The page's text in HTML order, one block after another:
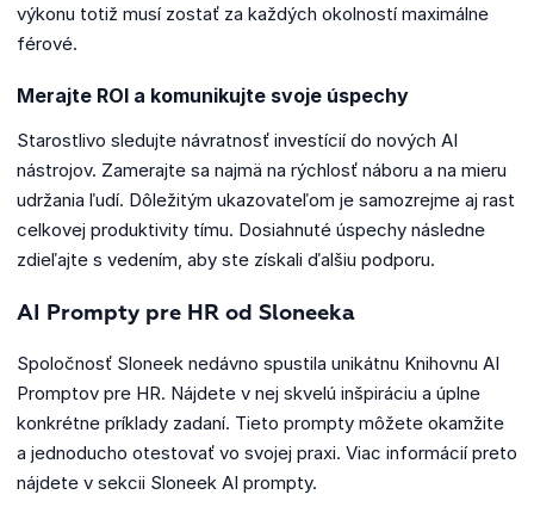
výkonu totiž musí zostať za každých okolností maximálne
férové.
Merajte ROI a komunikujte svoje úspechy
Starostlivo sledujte návratnosť investícií do nových AI
nástrojov. Zamerajte sa najmä na rýchlosť náboru a na mieru
udržania ľudí. Dôležitým ukazovateľom je samozrejme aj rast
celkovej produktivity tímu. Dosiahnuté úspechy následne
zdieľajte s vedením, aby ste získali ďalšiu podporu.
AI Prompty pre HR od Sloneeka
Spoločnosť Sloneek nedávno spustila unikátnu Knihovnu AI
Promptov pre HR. Nájdete v nej skvelú inšpiráciu a úplne
konkrétne príklady zadaní. Tieto prompty môžete okamžite
a jednoducho otestovať vo svojej praxi. Viac informácií preto
nájdete v sekcii Sloneek AI prompty.